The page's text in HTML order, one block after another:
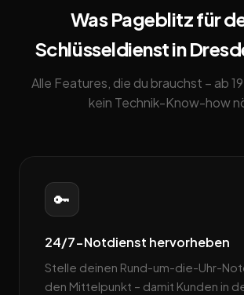
Was Pageblitz für
Schlüsseldienst in
Alle Features, die du brauchst – ab
kein Technik-Know-how
🔑
24/7-Notdienst hervorheben
Stelle deinen Rund-um-die-Uhr-
den Mittelpunkt – damit Kunden in